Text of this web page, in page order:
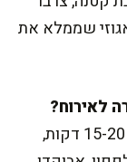
שממלא את
כן, וזה יוצא מלא טעם. אני צורבת, מקררת 15-20 דקות,